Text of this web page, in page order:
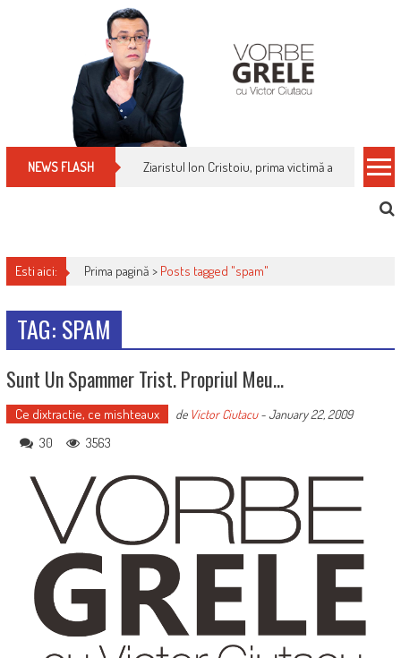
NEWS FLASH Ziaristul Ion Cristoiu, prima victimă a noi
Esti aici: Prima pagină > Posts tagged "spam"
TAG: SPAM
Sunt Un Spammer Trist. Propriul Meu…
Ce dixtractie, ce mishteaux de Victor Ciutacu-January 22, 2009
30 3563